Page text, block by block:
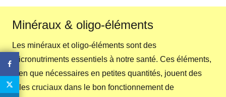
Minéraux & oligo-éléments
Les minéraux et oligo-éléments sont des
micronutriments essentiels à notre santé. Ces éléments,
bien que nécessaires en petites quantités, jouent des
rôles cruciaux dans le bon fonctionnement de